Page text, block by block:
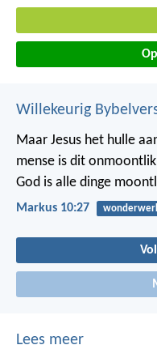
Willekeurig
Maar Jesus het hulle
mense is dit
God is alle dinge
Markus 10:27
Lees meer